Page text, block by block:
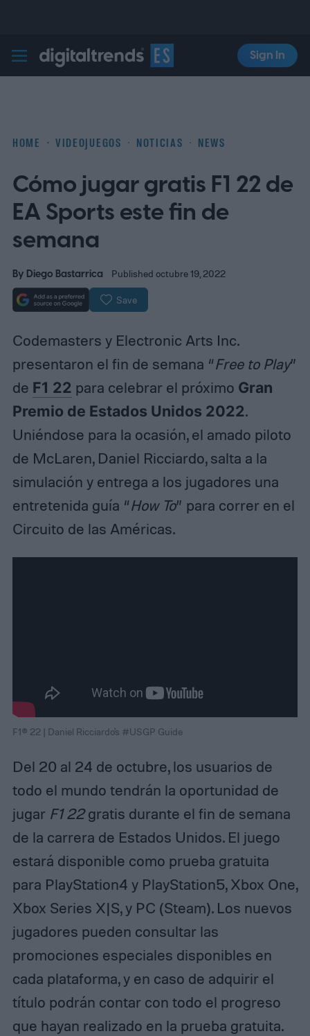
Digital Trends Español
Sign In
HOME VIDEOJUEGOS NOTICIAS NEWS
Cómo jugar gratis F1 22 de
EA Sports este fin de
semana
By Diego Bastarrica Published octubre 19, 2022
Save
Codemasters y Electronic Arts Inc.
presentaron el fin de semana “Free to Play”
de F1 22 para celebrar el próximo Gran
Premio de Estados Unidos 2022.
Uniéndose para la ocasión, el amado piloto
de McLaren, Daniel Ricciardo, salta a la
simulación y entrega a los jugadores una
entretenida guía “How To” para correr en el
Circuito de las Américas.
F1® 22 | Daniel Ricciardo's #USGP Guide
Del 20 al 24 de octubre, los usuarios de
todo el mundo tendrán la oportunidad de
jugar F1 22gratis durante el fin de semana
de la carrera de Estados Unidos. El juego
estará disponible como prueba gratuita
para PlayStation4 y PlayStation5, Xbox One,
Xbox Series X|S, y PC (Steam). Los nuevos
jugadores pueden consultar las
promociones especiales disponibles en
cada plataforma, y en caso de adquirir el
título podrán contar con todo el progreso
que hayan realizado en la prueba gratuita.